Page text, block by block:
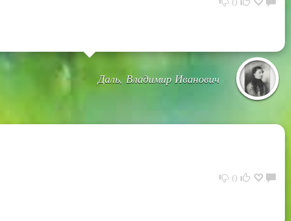
Даль, Владимир Иванович
0